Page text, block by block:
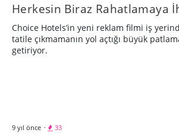
Herkesin Biraz Rahatlamaya
Choice Hotels’in yeni reklam filmi iş
tatile çıkmamanın yol açtığı büyük
getiriyor.
9 yıl önce · 33